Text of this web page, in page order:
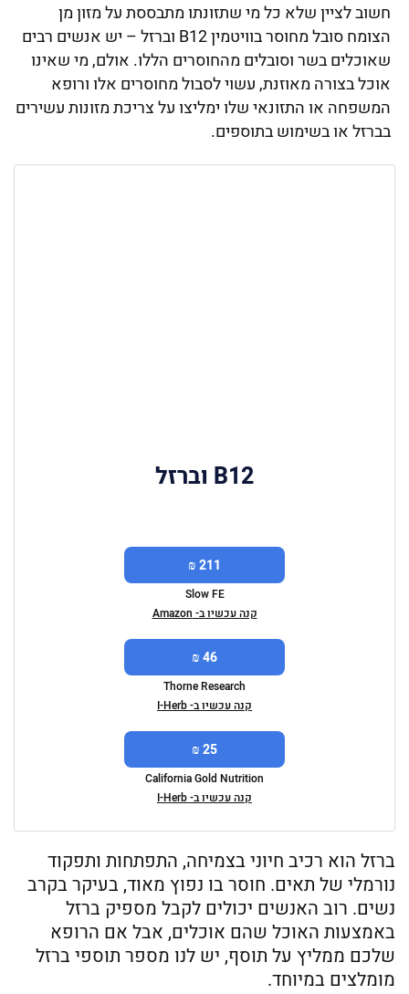
חשוב לציין שלא כל מי שתזונתו מתבססת על מזון מן
הצומח סובל מחוסר בוויטמין B12 וברזל – יש אנשים רבים
שאוכלים בשר וסובלים מהחוסרים הללו. אולם, מי שאינו
אוכל בצורה מאוזנת, עשוי לסבול מחוסרים אלו ורופא
המשפחה או התזונאי שלו ימליצו על צריכת מזונות עשירים
בברזל או בשימוש בתוספים.
B12 וברזל
211 ₪
Slow FE
קנה עכשיו ב- Amazon
46 ₪
Thorne Research
קנה עכשיו ב- I-Herb
25 ₪
California Gold Nutrition
קנה עכשיו ב- I-Herb
ברזל הוא רכיב חיוני בצמיחה, התפתחות ותפקוד
נורמלי של תאים. חוסר בו נפוץ מאוד, בעיקר בקרב
נשים. רוב האנשים יכולים לקבל מספיק ברזל
באמצעות האוכל שהם אוכלים, אבל אם הרופא
שלכם ממליץ על תוסף, יש לנו מספר תוספי ברזל
מומלצים במיוחד.